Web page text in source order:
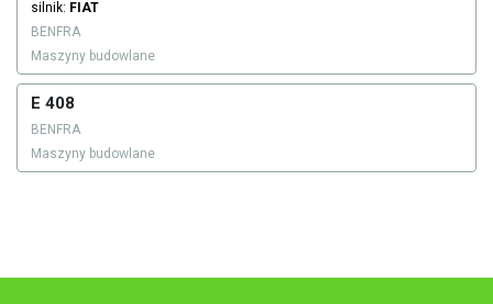
silnik: FIAT
BENFRA
Maszyny budowlane
E 408
BENFRA
Maszyny budowlane